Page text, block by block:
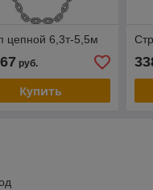
цепной 6,3т-5,5м
руб.
Купить